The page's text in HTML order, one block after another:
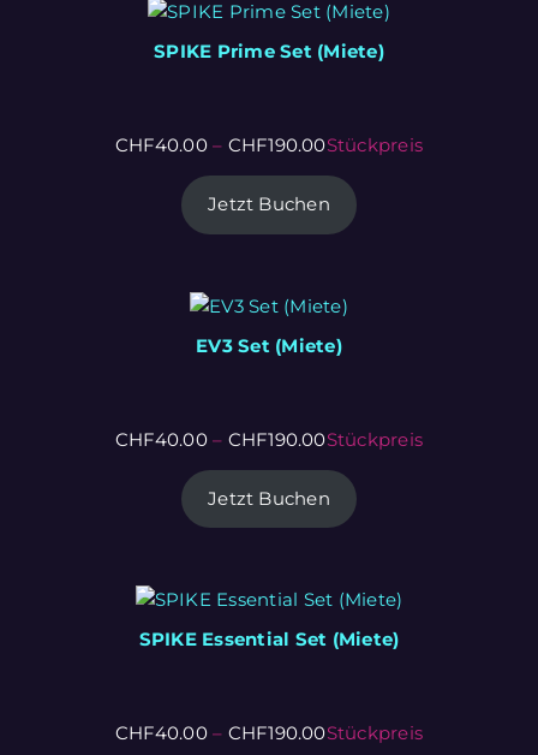
SPIKE Prime Set (Miete)
CHF40.00– CHF190.00Stückpreis
Jetzt Buchen
EV3 Set (Miete)
CHF40.00– CHF190.00Stückpreis
Jetzt Buchen
SPIKE Essential Set (Miete)
CHF40.00– CHF190.00Stückpreis